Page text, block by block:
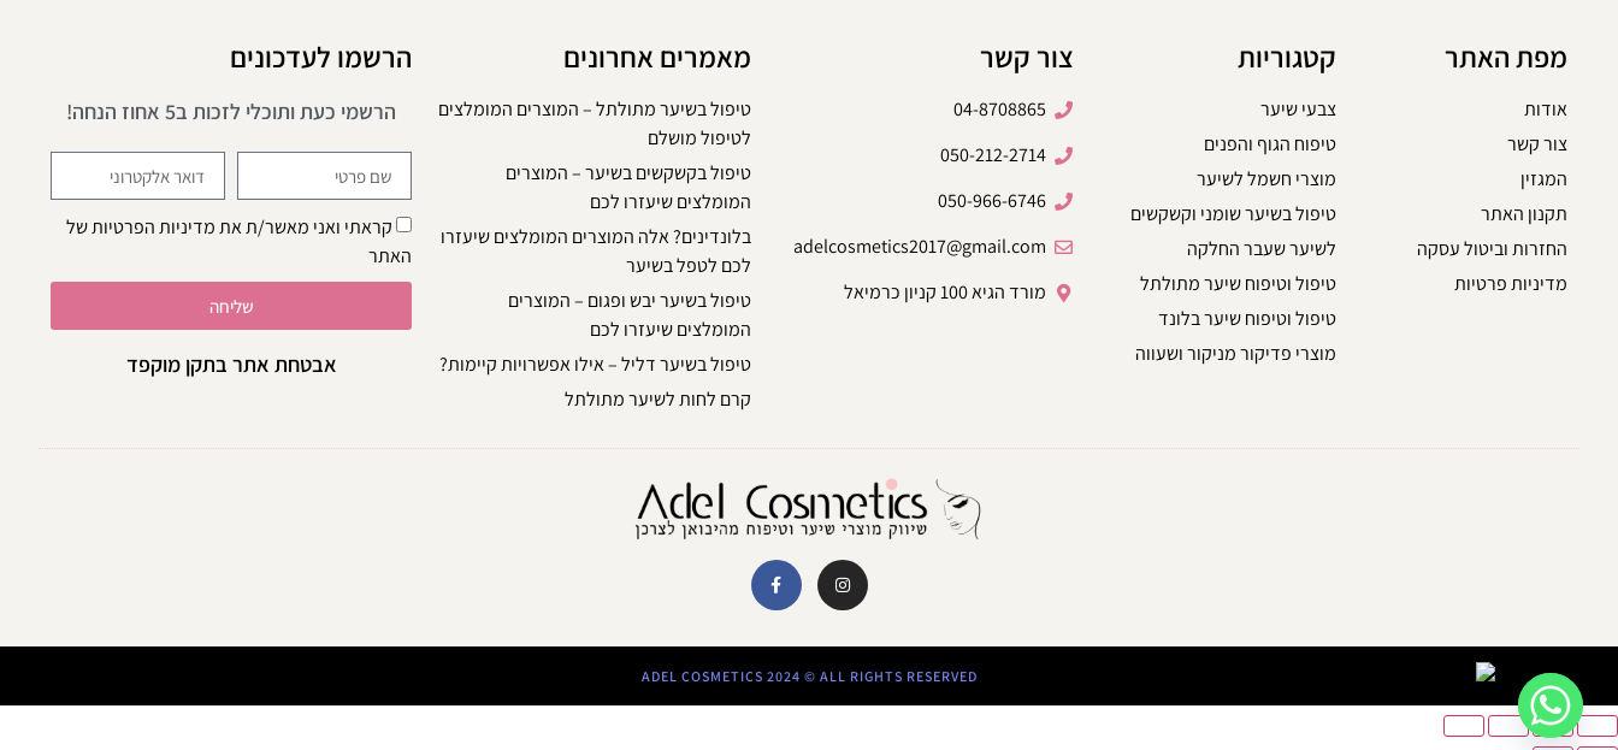
מפת האתר
אודות
צור קשר
המגזין
תקנון האתר
החזרות וביטול עסקה
מדיניות פרטיות
קטגוריות
צבעי שיער
טיפוח הגוף והפנים
מוצרי חשמל לשיער
טיפול בשיער שומני וקשקשים
לשיער שעבר החלקה
טיפול וטיפוח שיער מתולתל
טיפול וטיפוח שיער בלונד
מוצרי פדיקור מניקור ושעווה
צור קשר
04-8708865
050-212-2714
050-966-6746
adelcosmetics2017@gmail.com
מורד הגיא 100 קניון כרמיאל
מאמרים אחרונים
טיפול בשיער מתולתל – המוצרים המומלצים
לטיפול מושלם
טיפול בקשקשים בשיער – המוצרים
המומלצים שיעזרו לכם
בלונדינים? אלה המוצרים המומלצים שיעזרו
לכם לטפל בשיער
טיפול בשיער יבש ופגום – המוצרים
המומלצים שיעזרו לכם
טיפול בשיער דליל – אילו אפשרויות קיימות?
קרם לחות לשיער מתולתל
הרשמו לעדכונים
הרשמי כעת ותוכלי לזכות ב5 אחוז הנחה!
קראתי ואני מאשר/ת אתמדיניות הפרטיותשל
האתר
שליחה
אבטחת אתר בתקן מוקפד
ADEL COSMETICS 2024 © ALL RIGHTS RESERVED​